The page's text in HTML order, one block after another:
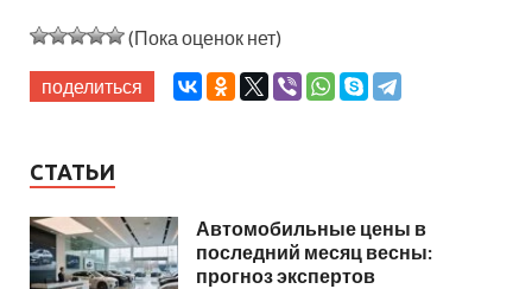
(Пока оценок нет)
поделиться
СТАТЬИ
Автомобильные цены в
последний месяц весны:
прогноз экспертов